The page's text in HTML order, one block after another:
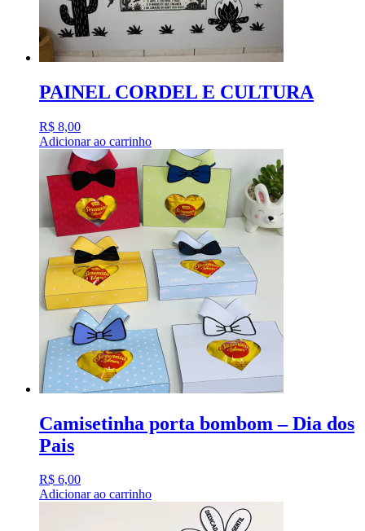
PAINEL CORDEL E CULTURA
R$ 8,00
Adicionar ao carrinho
Camisetinha porta bombom – Dia dos
Pais
R$ 6,00
Adicionar ao carrinho